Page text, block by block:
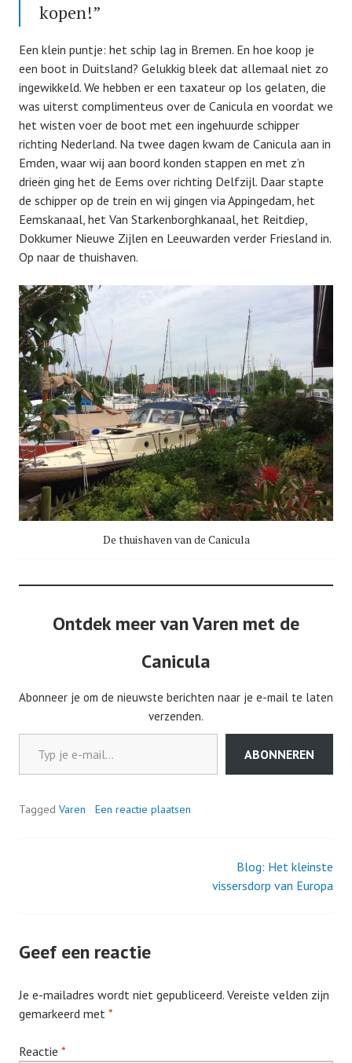
kopen!”
Een klein puntje: het schip lag in Bremen. En hoe koop je
een boot in Duitsland? Gelukkig bleek dat allemaal niet zo
ingewikkeld. We hebben er een taxateur op los gelaten, die
was uiterst complimenteus over de Canicula en voordat we
het wisten voer de boot met een ingehuurde schipper
richting Nederland. Na twee dagen kwam de Canicula aan in
Emden, waar wij aan boord konden stappen en met z’n
drieën ging het de Eems over richting Delfzijl. Daar stapte
de schipper op de trein en wij gingen via Appingedam, het
Eemskanaal, het Van Starkenborghkanaal, het Reitdiep,
Dokkumer Nieuwe Zijlen en Leeuwarden verder Friesland in.
Op naar de thuishaven.
De thuishaven van de Canicula
Ontdek meer van Varen met de
Canicula
Abonneer je om de nieuwste berichten naar je e-mail te laten
verzenden.
Typ je e-mail...
ABONNEREN
Tagged Varen Een reactie plaatsen
Blog: Het kleinste
vissersdorp van Europa
Geef een reactie
Je e-mailadres wordt niet gepubliceerd. Vereiste velden zijn
gemarkeerd met *
Reactie *